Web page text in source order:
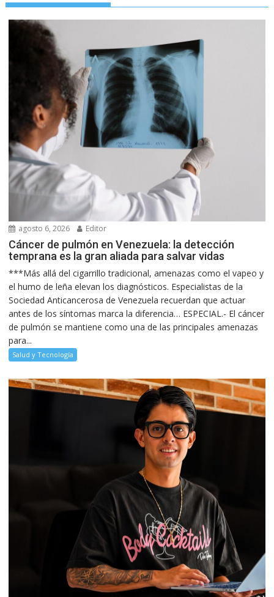
agosto 6, 2026 Editor
Cáncer de pulmón en Venezuela: la detección
temprana es la gran aliada para salvar vidas
***Más allá del cigarrillo tradicional, amenazas como el vapeo y
el humo de leña elevan los diagnósticos. Especialistas de la
Sociedad Anticancerosa de Venezuela recuerdan que actuar
antes de los síntomas marca la diferencia… ESPECIAL.- El cáncer
de pulmón se mantiene como una de las principales amenazas
para...
Salud y Tecnología